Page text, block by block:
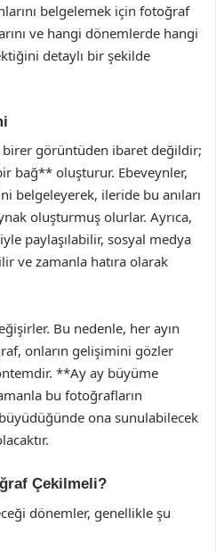
belgelemek için fotoğraf
ve hangi dönemlerde hangi
detaylı bir şekilde
birer görüntüden ibaret değildir;
bağ** oluşturur. Ebeveynler,
belgeleyerek, ileride bu anıları
oluşturmuş olurlar. Ayrıca,
paylaşılabilir, sosyal medya
ve zamanla hatıra olarak
Bu nedenle, her ayın
onların gelişimini gözler
**Ay ay büyüme
bu fotoğrafların
ona sunulabilecek
Çekilmeli?
dönemler, genellikle şu